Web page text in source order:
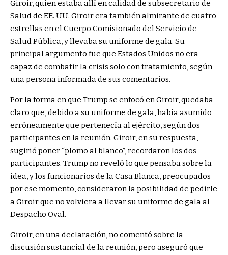
Giroir, quien estaba allí en calidad de subsecretario de
Salud de EE. UU. Giroir era también almirante de cuatro
estrellas en el Cuerpo Comisionado del Servicio de
Salud Pública, y llevaba su uniforme de gala. Su
principal argumento fue que Estados Unidos no era
capaz de combatir la crisis solo con tratamiento, según
una persona informada de sus comentarios.
Por la forma en que Trump se enfocó en Giroir, quedaba
claro que, debido a su uniforme de gala, había asumido
erróneamente que pertenecía al ejército, según dos
participantes en la reunión. Giroir, en su respuesta,
sugirió poner “plomo al blanco”, recordaron los dos
participantes. Trump no reveló lo que pensaba sobre la
idea, y los funcionarios de la Casa Blanca, preocupados
por ese momento, consideraron la posibilidad de pedirle
a Giroir que no volviera a llevar su uniforme de gala al
Despacho Oval.
Giroir, en una declaración, no comentó sobre la
discusión sustancial de la reunión, pero aseguró que